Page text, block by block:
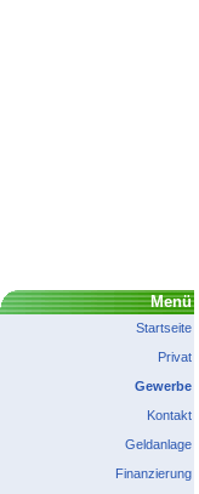
Menü
Startseite
Privat
Gewerbe
Kontakt
Geldanlage
Finanzierung